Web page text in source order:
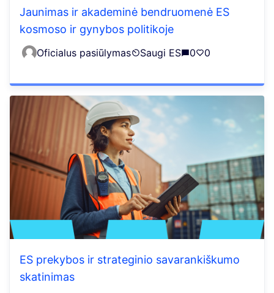
Jaunimas ir akademinė bendruomenė ES
kosmoso ir gynybos politikoje
Oficialus pasiūlymas Saugi ES 0 0
ES prekybos ir strateginio savarankiškumo
skatinimas